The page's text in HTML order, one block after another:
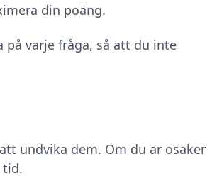
din poäng.
varje fråga, så att du inte
undvika dem. Om du är osäker
tid.